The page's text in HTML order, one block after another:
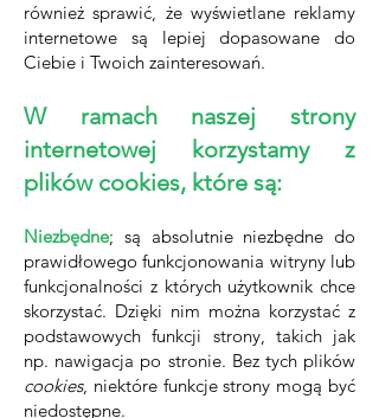
również sprawić, że wyświetlane reklamy
internetowe są lepiej dopasowane do
Ciebie i Twoich zainteresowań.
W ramach naszej strony
internetowej korzystamy z
plików cookies, które są:
Niezbędne; są absolutnie niezbędne do
prawidłowego funkcjonowania witryny lub
funkcjonalności z których użytkownik chce
skorzystać. Dzięki nim można korzystać z
podstawowych funkcji strony, takich jak
np. nawigacja po stronie. Bez tych plików
cookies, niektóre funkcje strony mogą być
niedostępne.